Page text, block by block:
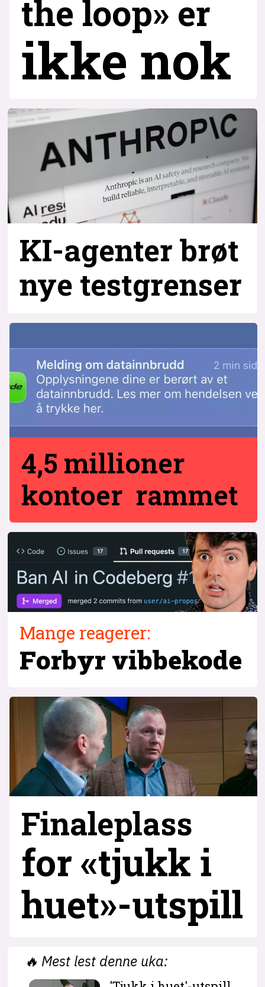
the loop» er
ikke nok
KI-agenter brøt
nye testgrenser
4,5 millioner
kontoer rammet
Mange reagerer:
Forbyr vibbekode
Finaleplass
for «tjukk i
huet»-utspill
🔥 Mest lest denne uka: